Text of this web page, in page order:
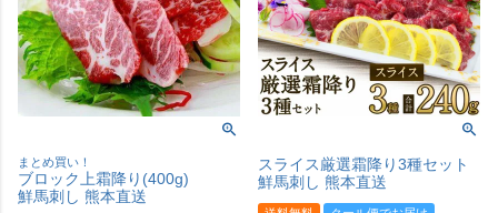
まとめ買い！
ブロック上霜降り(400g)
鮮馬刺し 熊本直送
スライス厳選霜降り3種セット
鮮馬刺し 熊本直送